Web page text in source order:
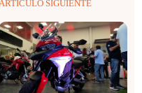
ARTÍCULO SIGUIENTE